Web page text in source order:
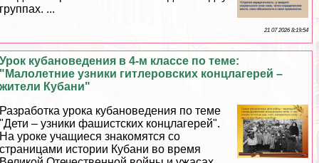
группах. ...
21 07 2026 8:19:54
Урок кубановедения в 4-м классе по теме:
"Малолетние узники гитлеровских концлагерей –
жители Кубани"
Разработка урока кубановедения по теме
"Дети – узники фашистских концлагерей".
На уроке учащиеся знакомятся со
страницами истории Кубани во время